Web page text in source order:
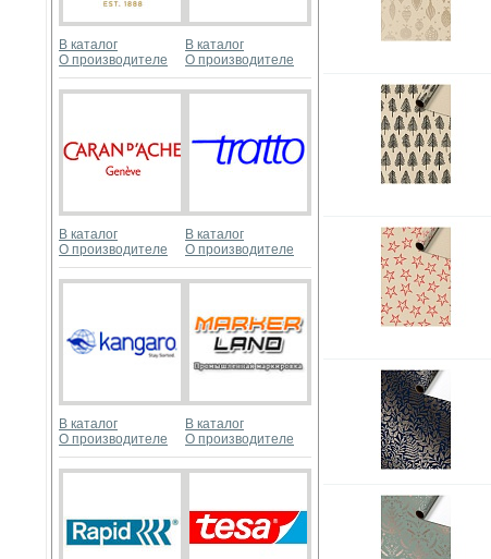
В каталог
О производителе
В каталог
О производителе
В каталог
О производителе
В каталог
О производителе
В каталог
О производителе
В каталог
О производителе